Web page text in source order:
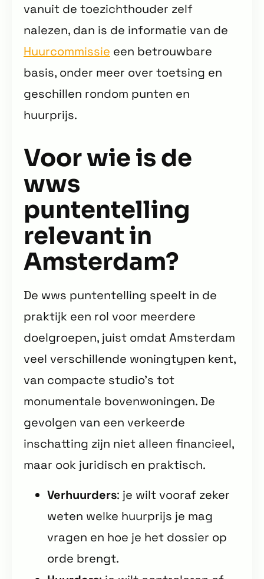
vanuit de toezichthouder zelf
nalezen, dan is de informatie van de
Huurcommissie een betrouwbare
basis, onder meer over toetsing en
geschillen rondom punten en
huurprijs.
Voor wie is de
wws
puntentelling
relevant in
Amsterdam?
De wws puntentelling speelt in de
praktijk een rol voor meerdere
doelgroepen, juist omdat Amsterdam
veel verschillende woningtypen kent,
van compacte studio’s tot
monumentale bovenwoningen. De
gevolgen van een verkeerde
inschatting zijn niet alleen financieel,
maar ook juridisch en praktisch.
Verhuurders: je wilt vooraf zeker
weten welke huurprijs je mag
vragen en hoe je het dossier op
orde brengt.